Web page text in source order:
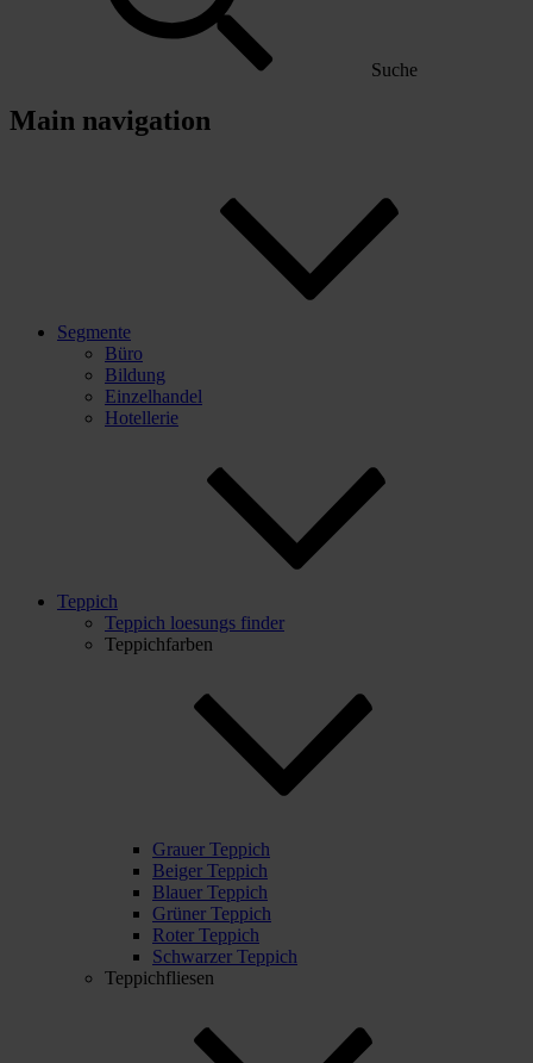
Suche
Main navigation
Segmente
Büro
Bildung
Einzelhandel
Hotellerie
Teppich
Teppich loesungs finder
Teppichfarben
Grauer Teppich
Beiger Teppich
Blauer Teppich
Grüner Teppich
Roter Teppich
Schwarzer Teppich
Teppichfliesen